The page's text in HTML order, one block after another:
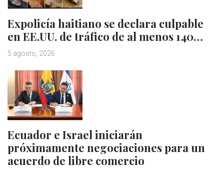
Expolicía haitiano se declara culpable
en EE.UU. de tráfico de al menos 140…
5 agosto, 2026
Ecuador e Israel iniciarán
próximamente negociaciones para un
acuerdo de libre comercio